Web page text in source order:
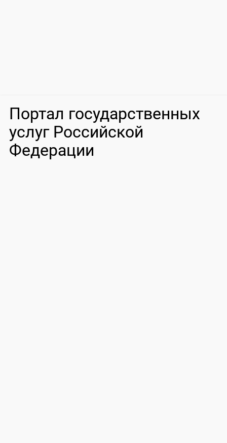
Портал государственных
услуг Российской
Федерации